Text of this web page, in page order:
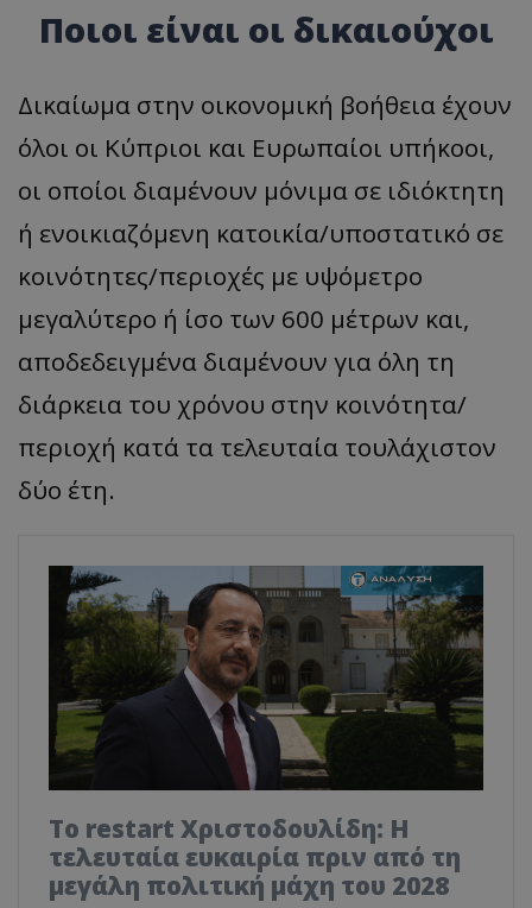
Ποιοι είναι οι δικαιούχοι
Δικαίωμα στην οικονομική βοήθεια έχουν
όλοι οι Κύπριοι και Ευρωπαίοι υπήκοοι,
οι οποίοι διαμένουν μόνιμα σε ιδιόκτητη
ή ενοικιαζόμενη κατοικία/υποστατικό σε
κοινότητες/περιοχές με υψόμετρο
μεγαλύτερο ή ίσο των 600 μέτρων και,
αποδεδειγμένα διαμένουν για όλη τη
διάρκεια του χρόνου στην κοινότητα/
περιοχή κατά τα τελευταία τουλάχιστον
δύο έτη.
Το restart Χριστοδουλίδη: Η
τελευταία ευκαιρία πριν από τη
μεγάλη πολιτική μάχη του 2028